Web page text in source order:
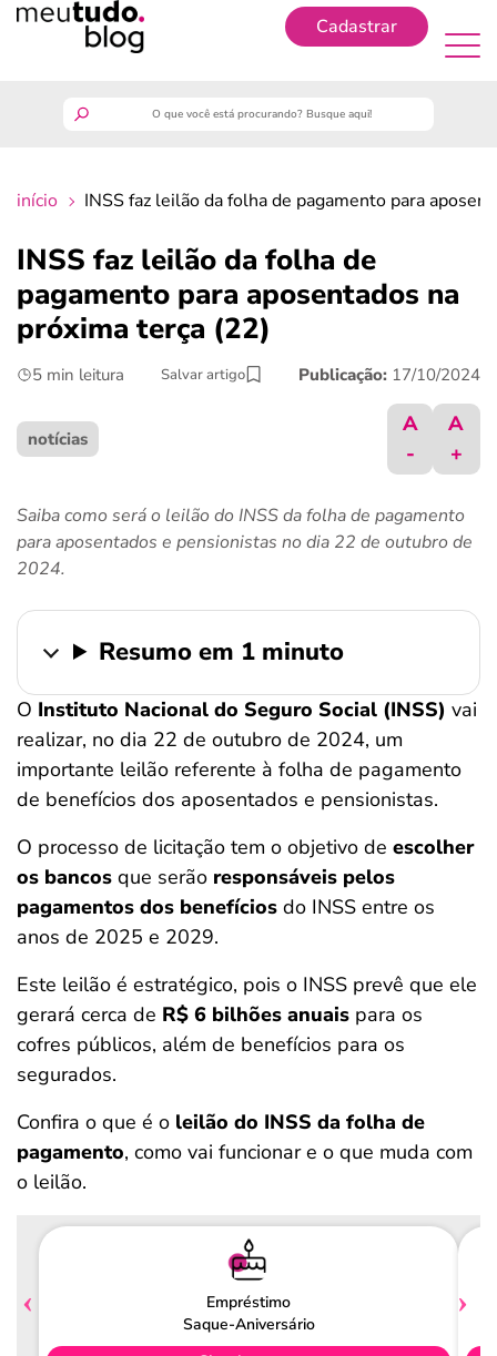
Cadastrar
finanças
benefícios
últimas notícias
ferramentas
início INSS faz leilão da folha de pagamento para
INSS faz leilão da folha de
pagamento para aposentados na
próxima terça (22)
5 min leitura Salvar artigo Publicação: 17/10/2024
notícias
A
-
A
+
Saiba como será o leilão do INSS da folha de pagamento
para aposentados e pensionistas no dia 22 de outubro de
2024.
Resumo em 1 minuto
O Instituto Nacional do Seguro Social (INSS) vai
realizar, no dia 22 de outubro de 2024, um
importante leilão referente à folha de pagamento
de benefícios dos aposentados e pensionistas.
O processo de licitação tem o objetivo de escolher
os bancos que serão responsáveis pelos
pagamentos dos benefícios do INSS entre os
anos de 2025 e 2029.
Este leilão é estratégico, pois o INSS prevê que ele
gerará cerca de R$ 6 bilhões anuais para os
cofres públicos, além de benefícios para os
segurados.
Confira o que é o leilão do INSS da folha de
pagamento, como vai funcionar e o que muda com
o leilão.
Empréstimo
Saque-Aniversário